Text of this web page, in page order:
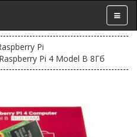
Pi
Pi 4 Model B 8Гб